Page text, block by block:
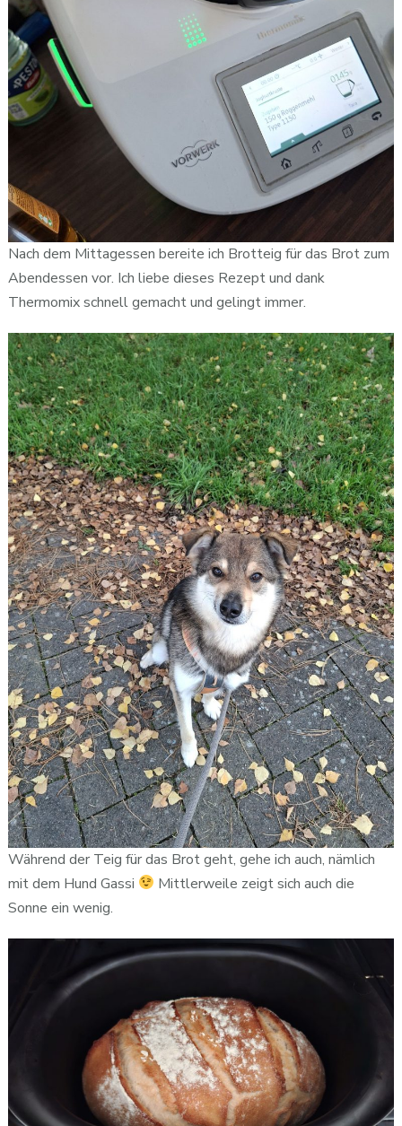
Nach dem Mittagessen bereite ich Brotteig für das Brot zum
Abendessen vor. Ich liebe dieses Rezept und dank
Thermomix schnell gemacht und gelingt immer.
Während der Teig für das Brot geht, gehe ich auch, nämlich
mit dem Hund Gassi
Mittlerweile zeigt sich auch die
Sonne ein wenig.